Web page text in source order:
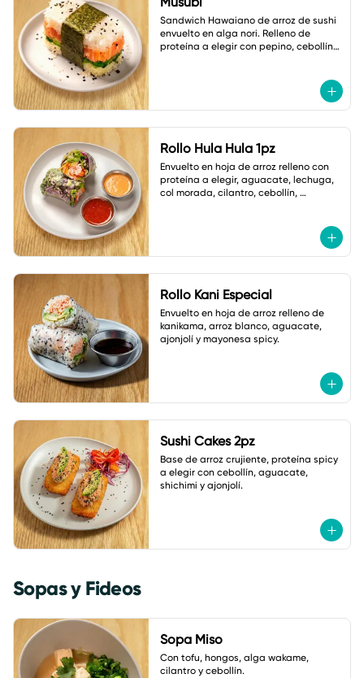
Sandwich Hawaiano de arroz de sushi
envuelto en alga nori. Relleno de
proteína a elegir con pepino, cebollín y
Rollo Hula Hula 1pz
Envuelto en hoja de arroz relleno con
proteína a elegir, aguacate, lechuga,
col morada, cilantro, cebollín,
Rollo Kani Especial
Envuelto en hoja de arroz relleno de
kanikama, arroz blanco, aguacate,
ajonjolí y mayonesa spicy.
Sushi Cakes 2pz
Base de arroz crujiente, proteína spicy
a elegir con cebollín, aguacate,
shichimi y ajonjolí.
Sopas y Fideos
Sopa Miso
Con tofu, hongos, alga wakame,
cilantro y cebollín.